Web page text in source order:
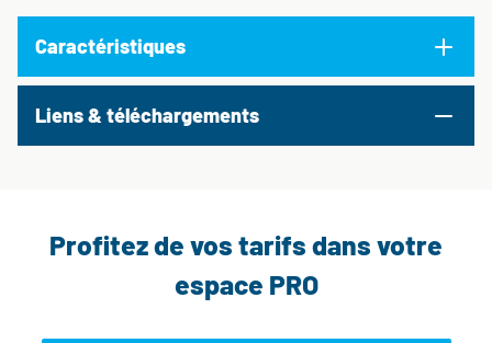
Caractéristiques
Liens & téléchargements
Profitez de vos tarifs dans votre
espace PRO